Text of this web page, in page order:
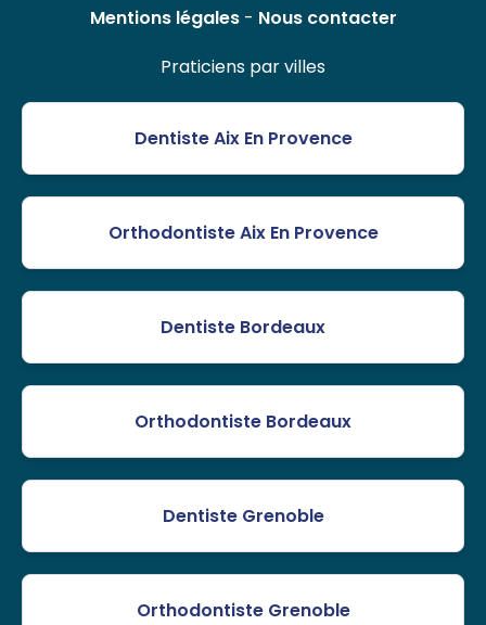
Mentions légales- Nous contacter
Praticiens par villes
Dentiste Aix En Provence
Orthodontiste Aix En Provence
Dentiste Bordeaux
Orthodontiste Bordeaux
Dentiste Grenoble
Orthodontiste Grenoble